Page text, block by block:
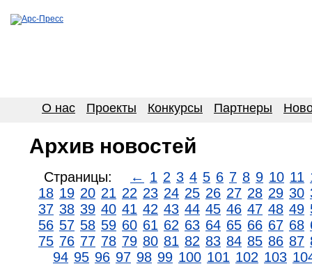
О нас Проекты Конкурсы Партнеры
Архив новостей
Страницы: ← 1 2 3 4 5 6 7 8 9 10 11
18 19 20 21 22 23 24 25 26 27 28 29 30
37 38 39 40 41 42 43 44 45 46 47 48 49
56 57 58 59 60 61 62 63 64 65 66 67 68
75 76 77 78 79 80 81 82 83 84 85 86 87
94 95 96 97 98 99 100 101 102 103